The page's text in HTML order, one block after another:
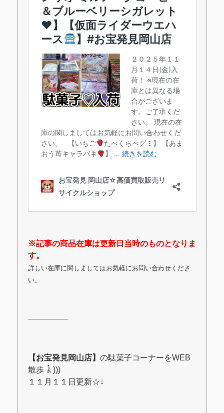
※記事の商品在庫は更新日当時のものとなりま
す。
詳しい在庫に関しましてはお気軽にお問い合わせくださ
い。
―――――
【お宝発見岡山店】 の駄菓子コーナーをWEB
散歩
)))
１１月１１日更新☆↓